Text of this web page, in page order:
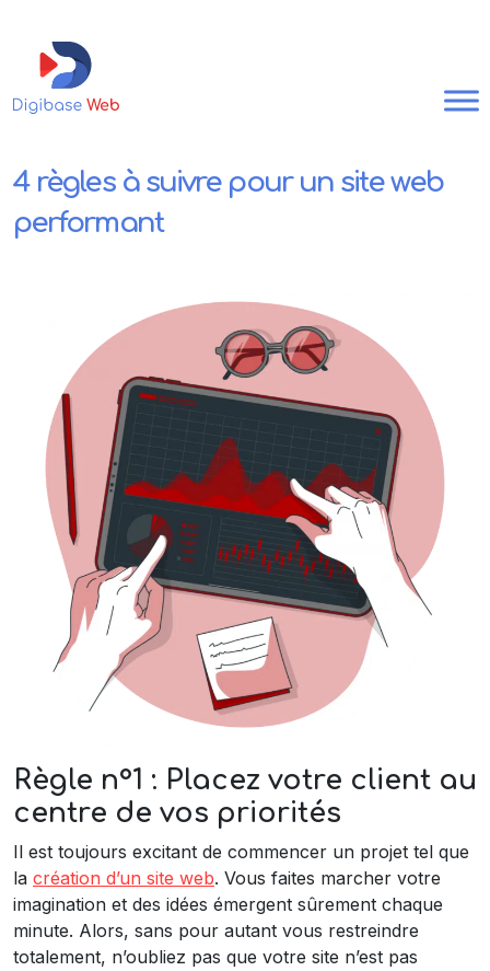
4 règles à suivre pour un site web
performant
Règle n°1 : Placez votre client au
centre de vos priorités
Il est toujours excitant de commencer un projet tel que
la création d’un site web. Vous faites marcher votre
imagination et des idées émergent sûrement chaque
minute. Alors, sans pour autant vous restreindre
totalement, n’oubliez pas que votre site n’est pas